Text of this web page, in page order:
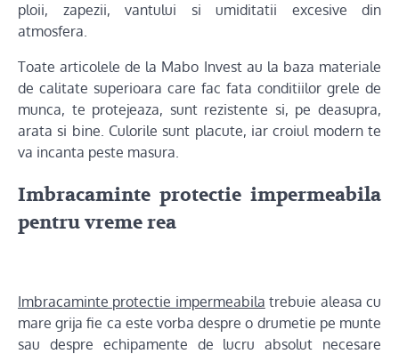
ploii, zapezii, vantului si umiditatii excesive din
atmosfera.
Toate articolele de la Mabo Invest au la baza materiale
de calitate superioara care fac fata conditiilor grele de
munca, te protejeaza, sunt rezistente si, pe deasupra,
arata si bine. Culorile sunt placute, iar croiul modern te
va incanta peste masura.
Imbracaminte protectie impermeabila
pentru vreme rea
Imbracaminte protectie impermeabila trebuie aleasa cu
mare grija fie ca este vorba despre o drumetie pe munte
sau despre echipamente de lucru absolut necesare